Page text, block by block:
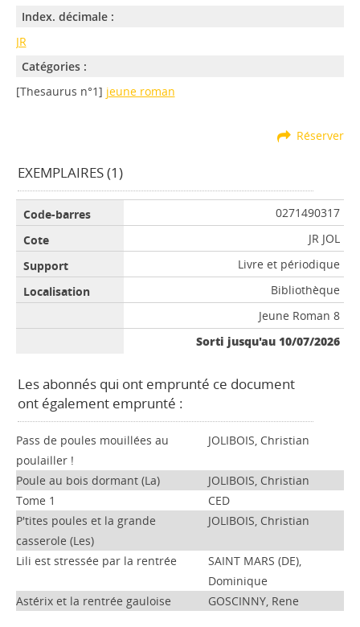
Index. décimale :
JR
Catégories :
[Thesaurus n°1] jeune roman
Réserver
EXEMPLAIRES (1)
0271490317
JR JOL
Livre et périodique
Bibliothèque
Jeune Roman 8
Sorti jusqu'au 10/07/2026
Les abonnés qui ont emprunté ce document
ont également emprunté :
Pass de poules mouillées au
poulailler !
JOLIBOIS, Christian
Poule au bois dormant (La)
JOLIBOIS, Christian
Tome 1
CED
P'tites poules et la grande
casserole (Les)
JOLIBOIS, Christian
Lili est stressée par la rentrée
SAINT MARS (DE),
Dominique
Astérix et la rentrée gauloise
GOSCINNY, Rene